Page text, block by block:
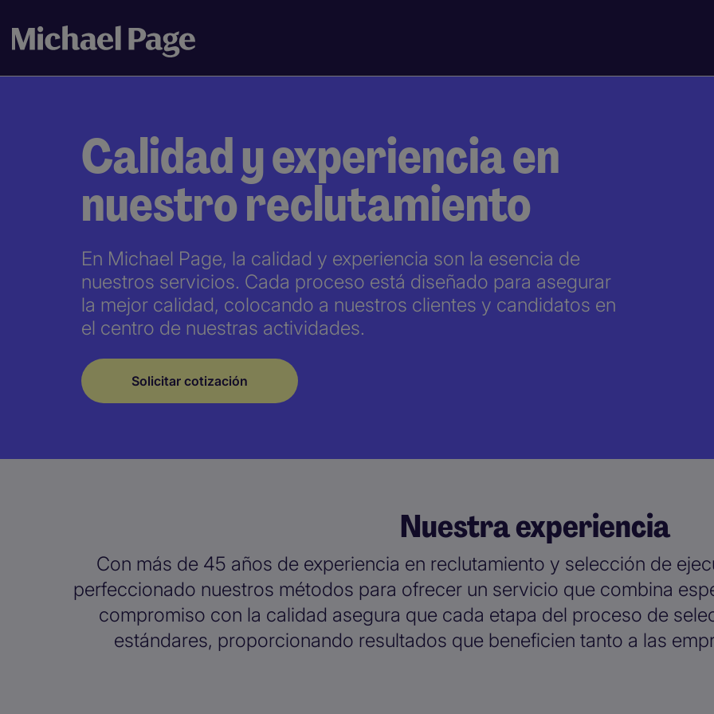
Calidad y experiencia en
nuestro reclutamiento
En Michael Page, la calidad y experiencia son la esencia de
nuestros servicios. Cada proceso está diseñado para asegurar
la mejor calidad, colocando a nuestros clientes y candidatos en
el centro de nuestras actividades.
Solicitar cotización
Nuestra experiencia
Con más de 45 años de experiencia en reclutamiento y selección de
perfeccionado nuestros métodos para ofrecer un servicio que combina
compromiso con la calidad asegura que cada etapa del proceso de
estándares, proporcionando resultados que beneficien tanto a las